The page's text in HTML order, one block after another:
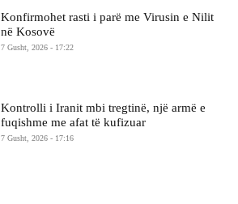
Konfirmohet rasti i parë me Virusin e Nilit
në Kosovë
7 Gusht, 2026 - 17:22
Kontrolli i Iranit mbi tregtinë, një armë e
fuqishme me afat të kufizuar
7 Gusht, 2026 - 17:16